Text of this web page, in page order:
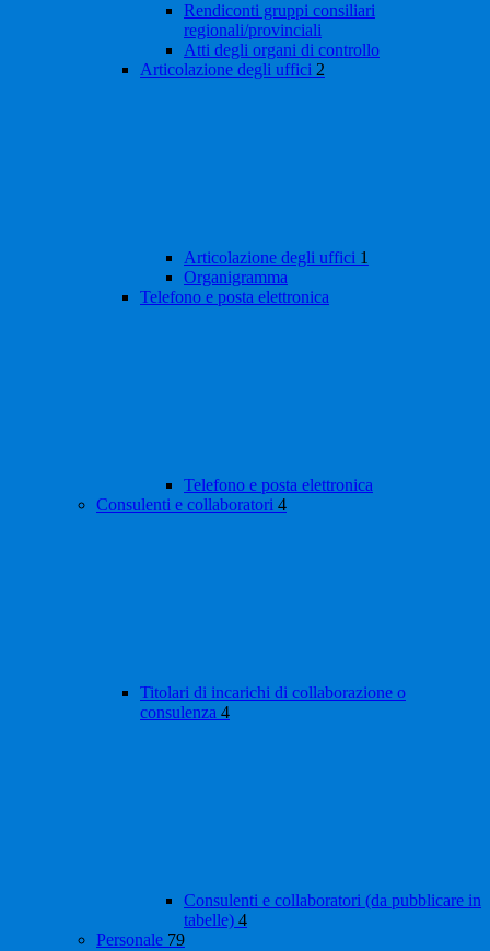
Rendiconti gruppi consiliari
regionali/provinciali
Atti degli organi di controllo
Articolazione degli uffici 2
Articolazione degli uffici 1
Organigramma
Telefono e posta elettronica
Telefono e posta elettronica
Consulenti e collaboratori 4
Titolari di incarichi di collaborazione o
consulenza 4
Consulenti e collaboratori (da pubblicare in
tabelle) 4
Personale 79